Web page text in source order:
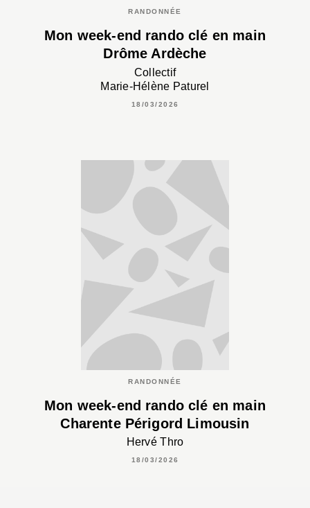
RANDONNÉE
Mon week-end rando clé en main
Drôme Ardèche
Collectif
Marie-Hélène Paturel
18/03/2026
RANDONNÉE
Mon week-end rando clé en main
Charente Périgord Limousin
Hervé Thro
18/03/2026